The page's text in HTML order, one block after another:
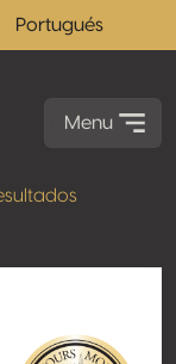
Portugués
Menu